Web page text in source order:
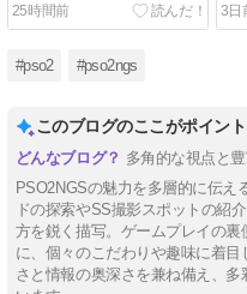
25時間前 3日
#pso2 #pso2ngs
このブログのここがポイント
多角的な視点と
PSO2NGSの魅力を多層的に伝え
ドの探索やSS撮影スポットの紹
方を鋭く描写。ゲームプレイの
に、個々のこだわりや趣味に着
さと情報の奥深さを兼ね備え、